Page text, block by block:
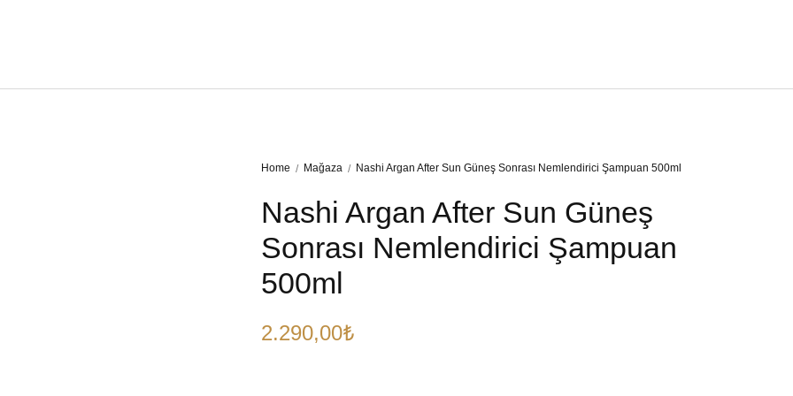
Home / Mağaza / Nashi Argan After Sun Güneş Sonrası Nemlendirici Şampuan 500ml
Nashi Argan After Sun Güneş
Sonrası Nemlendirici Şampuan
500ml
2.290,00₺